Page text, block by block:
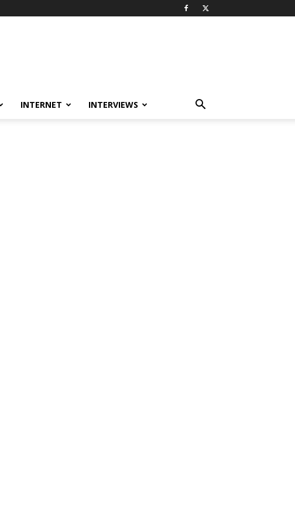
INTERNET INTERVIEWS